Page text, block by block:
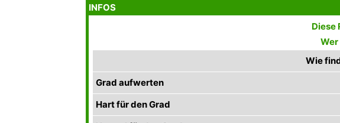
INFOS
Diese
Wie
Grad aufwerten
Hart für den Grad